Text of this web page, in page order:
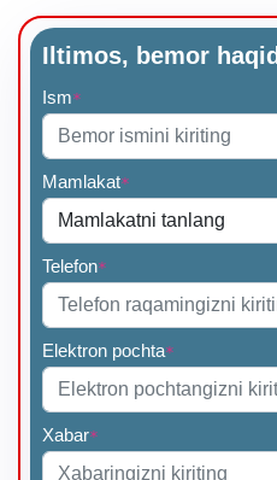
Iltimos, bemor
Ism*
Mamlakat*
Telefon*
Elektron pochta*
Xabar*